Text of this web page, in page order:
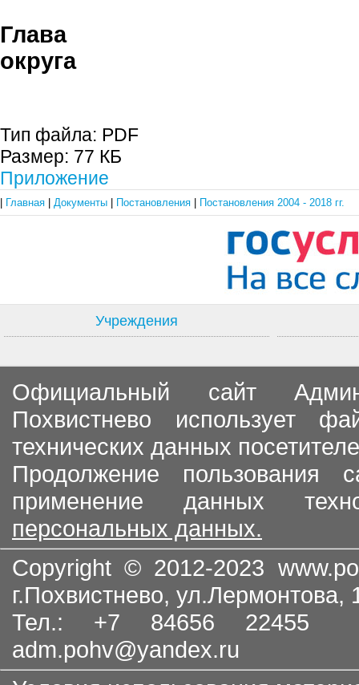
Глава
округа С.П.
Тип файла: PDF
Размер: 77 КБ
Приложение
Главная Документы Постановления Постановления 2004 - 2018 гг.
Учреждения
Официальный сайт
Похвистнево использует
технических данных
Продолжение пользования
применение данных
персональных данных.
Copyright © 2012-2023
г.Похвистнево, ул.Лермонтова,
Тел.: +7 84656
adm.pohv@yandex.ru